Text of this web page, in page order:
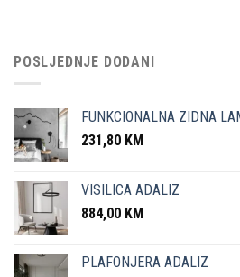
POSLJEDNJE DODANI
FUNKCIONALNA ZIDNA
231,80 KM
VISILICA ADALIZ
884,00 KM
PLAFONJERA ADALIZ